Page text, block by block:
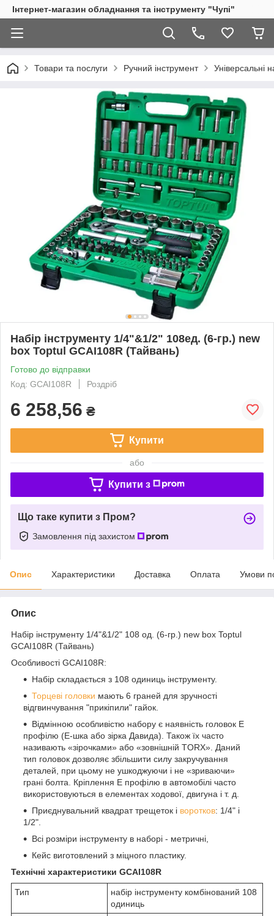
Інтернет-магазин обладнання та інструменту "Чупі"
Товари та послуги Ручний інструмент Універсальні
Набір інструменту 1/4"&1/2" 108ед. (6-гр.) new
box Toptul GCAI108R (Тайвань)
Готово до відправки
Код: GCAI108R
Роздріб
6 258,56 ₴
Купити
або
Купити з
Що таке купити з Пром?
Замовлення під захистом
Опис Характеристики Доставка Оплата Умови
Опис
Набір інструменту 1/4"&1/2" 108 од. (6-гр.) new box Toptul
GCAI108R (Тайвань)
Особливості GCAI108R:
Набір складається з 108 одиниць інструменту.
Торцеві головки мають 6 граней для зручності
відгвинчування "прикіпили" гайок.
Відмінною особливістю набору є наявність головок Е
профілю (Е-шка або зірка Давида). Також їх часто
називають «зірочками» або «зовнішній TORX». Даний
тип головок дозволяє збільшити силу закручування
деталей, при цьому не ушкоджуючи і не «зриваючи»
грані болта. Кріплення Е профілю в автомобілі часто
використовуються в елементах ходової, двигуна і т. д.
Приєднувальний квадрат трещеток і воротков: 1/4" і
1/2".
Всі розміри інструменту в наборі - метричні,
Кейс виготовлений з міцного пластику.
Технічні характеристики GCAI108R
Тип
набір інструменту комбінований 108
одиниць